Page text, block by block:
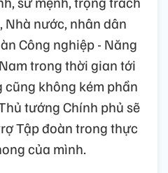
nước, nhân dân
Công nghiệp - Năng
trong thời gian tới
không kém phần
tướng Chính phủ sẽ
Tập đoàn trong thực
của mình.